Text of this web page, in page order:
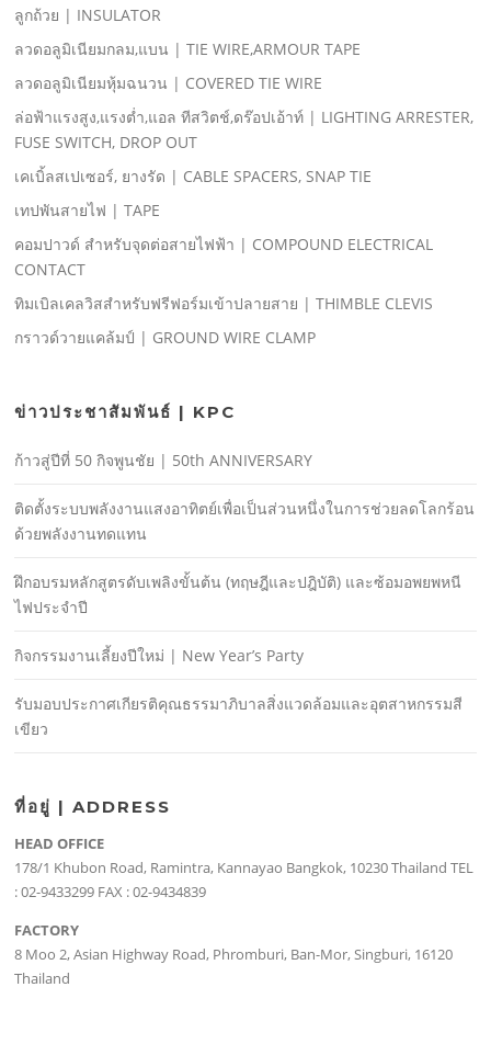
ลูกถ้วย | INSULATOR
ลวดอลูมิเนียมกลม,แบน | TIE WIRE,ARMOUR TAPE
ลวดอลูมิเนียมหุ้มฉนวน | COVERED TIE WIRE
ล่อฟ้าแรงสูง,แรงตํ่า,แอล ทีสวิตช์,ดร๊อปเอ้าท์ | LIGHTING ARRESTER,
FUSE SWITCH, DROP OUT
เคเบิ้ลสเปเซอร์, ยางรัด | CABLE SPACERS, SNAP TIE
เทปพันสายไฟ | TAPE
คอมปาวด์ สําหรับจุดต่อสายไฟฟ้า | COMPOUND ELECTRICAL
CONTACT
ทิมเบิลเคลวิสสําหรับฟรีฟอร์มเข้าปลายสาย | THIMBLE CLEVIS
กราวด์วายแคล้มป์ | GROUND WIRE CLAMP
ข่าวประชาสัมพันธ์ | KPC
ก้าวสู่ปีที่ 50 กิจพูนชัย | 50th ANNIVERSARY
ติดตั้งระบบพลังงานแสงอาทิตย์เพื่อเป็นส่วนหนึ่งในการช่วยลดโลกร้อน
ด้วยพลังงานทดแทน
ฝึกอบรมหลักสูตรดับเพลิงขั้นต้น (ทฤษฎีและปฎิบัติ) และซ้อมอพยพหนี
ไฟประจําปี
กิจกรรมงานเลี้ยงปีใหม่ | New Year’s Party
รับมอบประกาศเกียรติคุณธรรมาภิบาลสิ่งแวดล้อมและอุตสาหกรรมสี
เขียว
ที่อยู่ | ADDRESS
HEAD OFFICE
178/1 Khubon Road, Ramintra, Kannayao Bangkok, 10230 Thailand TEL
: 02-9433299 FAX : 02-9434839
FACTORY
8 Moo 2, Asian Highway Road, Phromburi, Ban-Mor, Singburi, 16120
Thailand